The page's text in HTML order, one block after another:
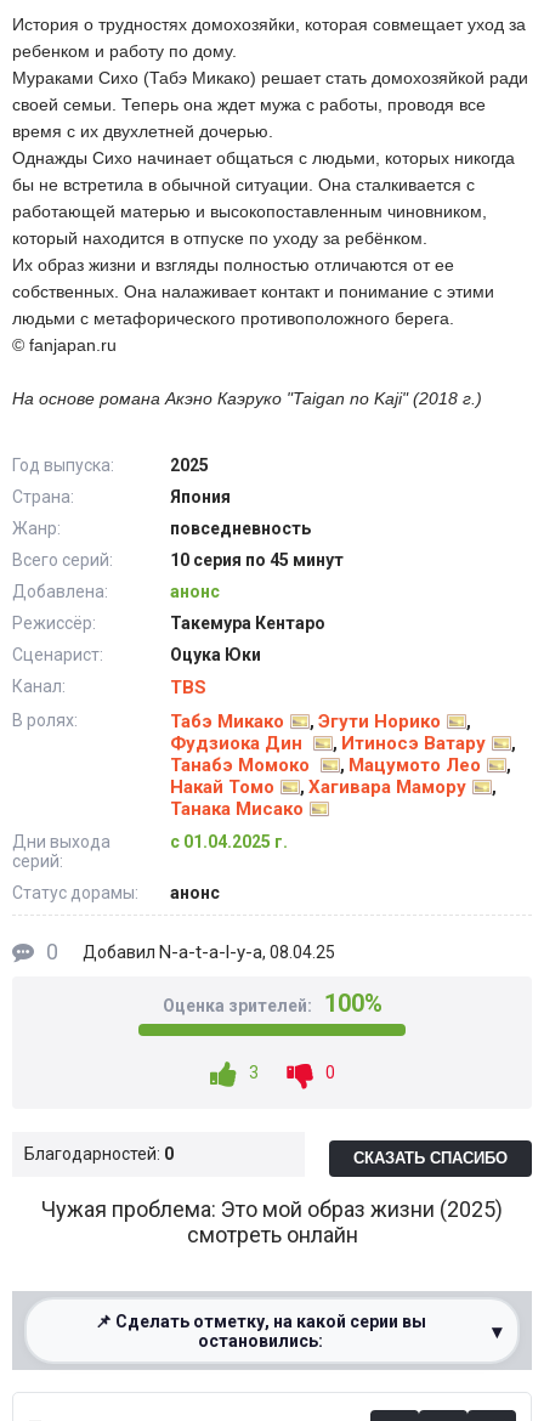
История о трудностях домохозяйки, которая совмещает уход за
ребенком и работу по дому.
Мураками Сихо (Табэ Микако) решает стать домохозяйкой ради
своей семьи. Теперь она ждет мужа с работы, проводя все
время с их двухлетней дочерью.
Однажды Сихо начинает общаться с людьми, которых никогда
бы не встретила в обычной ситуации. Она сталкивается с
работающей матерью и высокопоставленным чиновником,
который находится в отпуске по уходу за ребёнком.
Их образ жизни и взгляды полностью отличаются от ее
собственных. Она налаживает контакт и понимание с этими
людьми с метафорического противоположного берега.
© fanjapan.ru
На основе романа Акэно Каэруко "Taigan no Kaji" (2018 г.)
Год выпуска:
2025
Страна:
Япония
Жанр:
повседневность
Всего серий:
10 серия по 45 минут
Добавлена:
анонс
Режиссёр:
Такемура Кентаро
Сценарист:
Оцука Юки
Канал:
TBS
В ролях: Табэ Микако , Эгути Норико ,
Фудзиока Дин , Итиносэ Ватару ,
Танабэ Момоко , Мацумото Лео ,
Накай Томо , Хагивара Мамору ,
Танака Мисако
Дни выхода
серий:
с 01.04.2025 г.
Статус дорамы: анонс
0 Добавил N-a-t-a-l-y-a, 08.04.25
Оценка зрителей: 100%
3 0
Благодарностей: 0 СКАЗАТЬ СПАСИБО
Чужая проблема: Это мой образ жизни (2025)
смотреть онлайн
📌 Сделать отметку, на какой серии вы
остановились:
▾
0%